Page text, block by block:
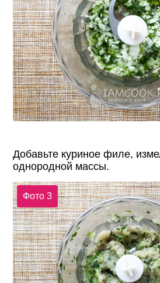
Добавьте куриное филе,
однородной массы.
Фото 3